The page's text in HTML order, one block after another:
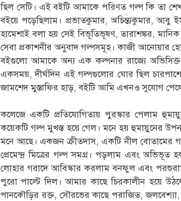
ছিল সেটি। এই বইটি আমাকে পরিণত গল্প কি তা
বইয়ে পড়েছিলাম। প্রভাতকুমার, অচিন্ত্যকুমার, আবু
হামেশাই বলা হয় সেই বিভূতিভূষণ, তারাশঙ্কর,
সেবা প্রকাশনীর অনুবাদ গল্পসমূহ। কাজী আনোয়ার
বইগুলো আমাকে অন্য এক কল্পনার রাজ্যে
একসময়, দীর্ঘদিন এই গল্পগুলোর ঘোর ছিল
জামশেদ মুস্তাফির হাড়, বইটি আমি এখনও সুযোগ
কলেজে একটি প্রতিযোগিতায় পুরস্কার পেলাম
কয়েকটি গল্প মুখস্ত হয়ে গেল। মনে হয় হুমায়ুনের
মনে আছে। একজন ক্রীতদাস, একটি নীল বোতামের
প্রেমেন্দ্র মিত্রের গল্প সমগ্র। পড়লাম এবং
লোহার গরাদে আবিস্কার করলাম বনফুল এবং
পুরো পাল্টে দিল। আমার কাছে চিরকালীন হয়ে
পানকৌড়ির রক্ত, সৌরভের কাছে পরাজিত,